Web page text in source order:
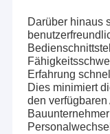
Zu Hause
Produkte
Darüber hinaus
Erfahrung
Dies minimiert
den
Henan Rancheng